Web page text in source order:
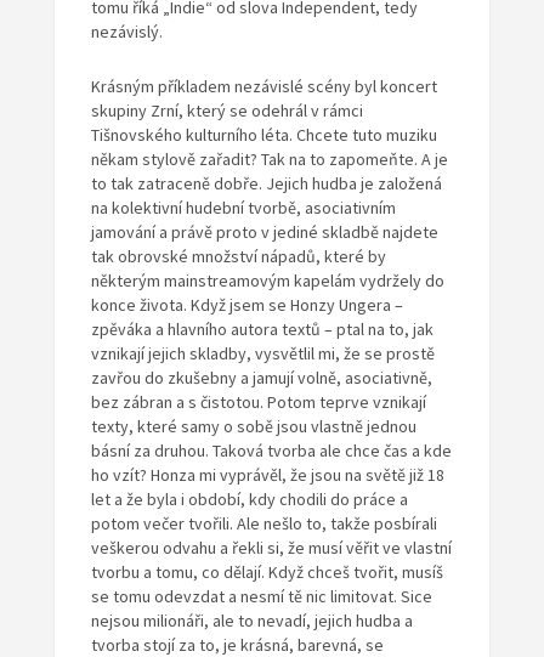
tomu říká „Indie“ od slova Independent, tedy
nezávislý.
Krásným příkladem nezávislé scény byl koncert
skupiny Zrní, který se odehrál v rámci
Tišnovského kulturního léta. Chcete tuto muziku
někam stylově zařadit? Tak na to zapomeňte. A je
to tak zatraceně dobře. Jejich hudba je založená
na kolektivní hudební tvorbě, asociativním
jamování a právě proto v jediné skladbě najdete
tak obrovské množství nápadů, které by
některým mainstreamovým kapelám vydržely do
konce života. Když jsem se Honzy Ungera –
zpěváka a hlavního autora textů – ptal na to, jak
vznikají jejich skladby, vysvětlil mi, že se prostě
zavřou do zkušebny a jamují volně, asociativně,
bez zábran a s čistotou. Potom teprve vznikají
texty, které samy o sobě jsou vlastně jednou
básní za druhou. Taková tvorba ale chce čas a kde
ho vzít? Honza mi vyprávěl, že jsou na světě již 18
let a že byla i období, kdy chodili do práce a
potom večer tvořili. Ale nešlo to, takže posbírali
veškerou odvahu a řekli si, že musí věřit ve vlastní
tvorbu a tomu, co dělají. Když chceš tvořit, musíš
se tomu odevzdat a nesmí tě nic limitovat. Sice
nejsou milionáři, ale to nevadí, jejich hudba a
tvorba stojí za to, je krásná, barevná, se